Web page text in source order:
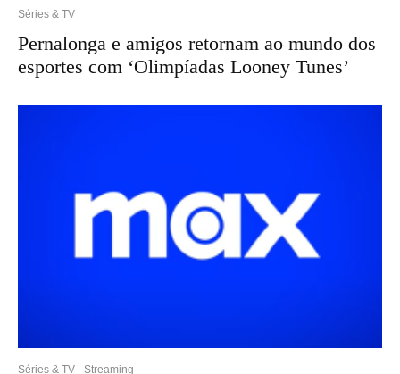
Séries & TV
Pernalonga e amigos retornam ao mundo dos
esportes com ‘Olimpíadas Looney Tunes’
Séries & TV Streaming